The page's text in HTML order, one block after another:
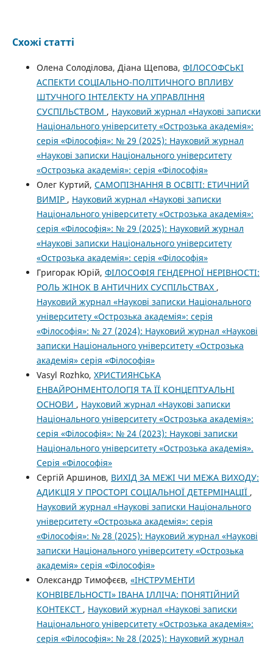
Схожі статті
Олена Солоділова, Діана Щепова, ФІЛОСОФСЬКІ
АСПЕКТИ СОЦІАЛЬНО-ПОЛІТИЧНОГО ВПЛИВУ
ШТУЧНОГО ІНТЕЛЕКТУ НА УПРАВЛІННЯ
СУСПІЛЬСТВОМ , Науковий журнал «Наукові записки
Національного університету «Острозька академія»:
серія «Філософія»: № 29 (2025): Науковий журнал
«Наукові записки Національного університету
«Острозька академія»: серія «Філософія»
Олег Куртий, САМОПІЗНАННЯ В ОСВІТІ: ЕТИЧНИЙ
ВИМІР , Науковий журнал «Наукові записки
Національного університету «Острозька академія»:
серія «Філософія»: № 29 (2025): Науковий журнал
«Наукові записки Національного університету
«Острозька академія»: серія «Філософія»
Григорак Юрій, ФІЛОСОФІЯ ГЕНДЕРНОЇ НЕРІВНОСТІ:
РОЛЬ ЖІНОК В АНТИЧНИХ СУСПІЛЬСТВАХ ,
Науковий журнал «Наукові записки Національного
університету «Острозька академія»: серія
«Філософія»: № 27 (2024): Науковий журнал «Наукові
записки Національного університету «Острозька
академія» серія «Філософія»
Vasyl Rozhko, ХРИСТИЯНСЬКА
ЕНВАЙРОНМЕНТОЛОГІЯ ТА ЇЇ КОНЦЕПТУАЛЬНІ
ОСНОВИ , Науковий журнал «Наукові записки
Національного університету «Острозька академія»:
серія «Філософія»: № 24 (2023): Наукові записки
Національного університету «Острозька академія».
Серія «Філософія»
Сергій Аршинов, ВИХІД ЗА МЕЖІ ЧИ МЕЖА ВИХОДУ:
АДИКЦІЯ У ПРОСТОРІ СОЦІАЛЬНОЇ ДЕТЕРМІНАЦІЇ ,
Науковий журнал «Наукові записки Національного
університету «Острозька академія»: серія
«Філософія»: № 28 (2025): Науковий журнал «Наукові
записки Національного університету «Острозька
академія» серія «Філософія»
Олександр Тимофєєв, «ІНСТРУМЕНТИ
КОНВІВЕЛЬНОСТІ» ІВАНА ІЛЛІЧА: ПОНЯТІЙНИЙ
КОНТЕКСТ , Науковий журнал «Наукові записки
Національного університету «Острозька академія»:
серія «Філософія»: № 28 (2025): Науковий журнал